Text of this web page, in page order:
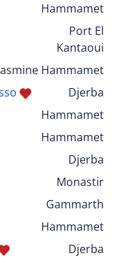
Hammamet
Port El
Kantaoui
Hammamet
Djerba
Hammamet
Hammamet
Djerba
Monastir
Gammarth
Hammamet
Djerba